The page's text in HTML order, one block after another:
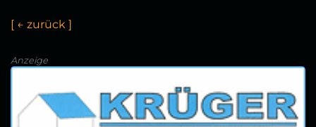
[ ← zurück ]
Anzeige